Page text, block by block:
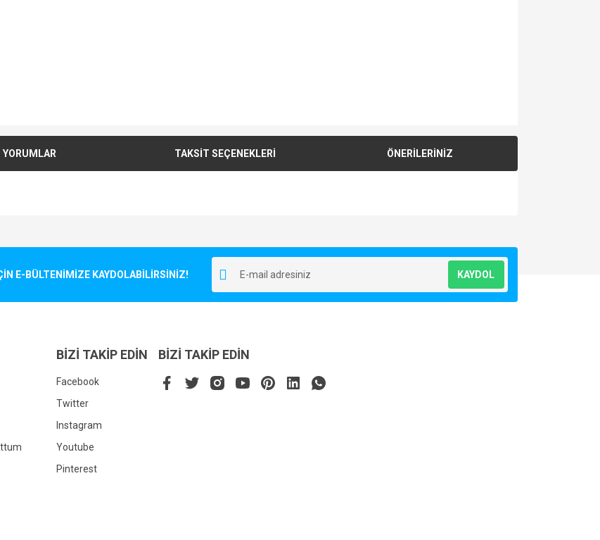
YORUMLAR TAKSİT SEÇENEKLERİ ÖNERİLERİNİZ
E-BÜLTENİMİZE KAYDOLABİLİRSİNİZ! KAYDOL
BİZİ TAKİP EDİN
Facebook
Twitter
Instagram
Youtube
Pinterest
BİZİ TAKİP EDİN